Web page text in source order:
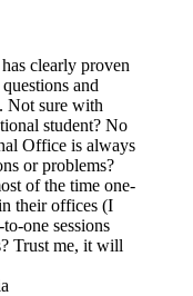
clearly proven
and
Not sure with
student? No
Office is always
or problems?
of the time one-
their offices (I
one sessions
Trust me, it will